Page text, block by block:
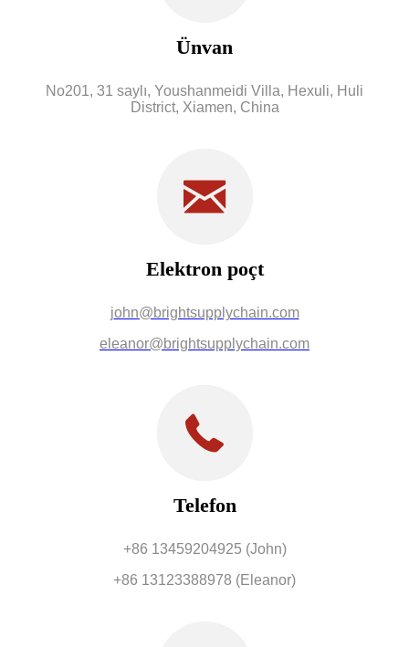
Ünvan
No201, 31 saylı, Youshanmeidi Villa, Hexuli, Huli
District, Xiamen, China
Elektron poçt
john@brightsupplychain.com
eleanor@brightsupplychain.com
Telefon
+86 13459204925 (John)
+86 13123388978 (Eleanor)